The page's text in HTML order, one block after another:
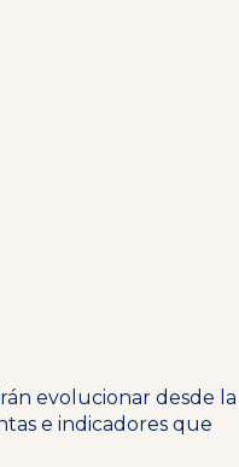
evolucionar desde la
e indicadores que